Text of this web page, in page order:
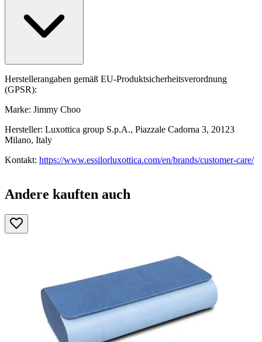
Herstellerangaben gemäß EU-Produktsicherheitsverordnung
(GPSR):
Marke: Jimmy Choo
Hersteller: Luxottica group S.p.A., Piazzale Cadorna 3, 20123
Milano, Italy
Kontakt: https://www.essilorluxottica.com/en/brands/customer-care/
Andere kauften auch